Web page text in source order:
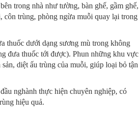
trong nhà như tường, bàn ghế, gầm ghế,
côn trùng, phòng ngừa muỗi quay lại trong
thuốc dưới dạng sương mù trong không
đưa thuốc tới được). Phun những khu vực
diệt ấu trùng của muỗi, giúp loại bỏ tận
nghành thực hiện chuyên nghiệp, có
hiệu quả.